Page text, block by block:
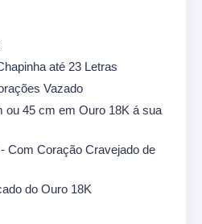
até 23 Letras
Vazado
ou 45 cm em Ouro 18K á sua
Com Coração Cravejado de
do Ouro 18K